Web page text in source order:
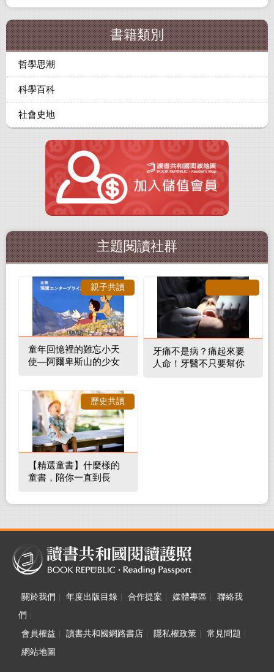
書籍類別
哲學思潮
科學百科
社會史地
主題閱讀社群
童年回憶裡的難忘小天
使—阿爾卑斯山的少女
親子共讀
牙痛不是病？痛起來要
人命！牙醫不只要幫你
【精選童書】什麼樣的
童書，陪你一直到長
歷史共讀
關於我們 年度出版目錄 合作提案 媒體專區
聯絡我
們
會員權益
讀書共和國網路書店 隱私權政策 常見問題
網站地圖